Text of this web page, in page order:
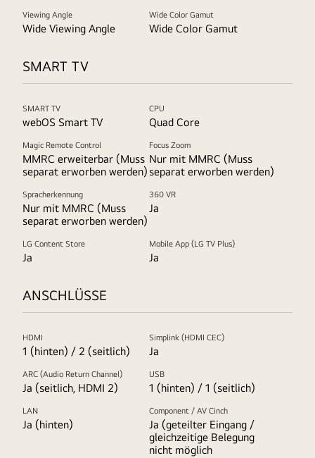
Viewing Angle
Wide Viewing Angle
Wide Color Gamut
Wide Color Gamut
SMART TV
SMART TV
webOS Smart TV
CPU
Quad Core
Magic Remote Control
MMRC erweiterbar (Muss
separat erworben werden)
Focus Zoom
Nur mit MMRC (Muss
separat erworben werden)
Spracherkennung
Nur mit MMRC (Muss
separat erworben werden)
360 VR
Ja
LG Content Store
Ja
Mobile App (LG TV Plus)
Ja
ANSCHLÜSSE
HDMI
1 (hinten) / 2 (seitlich)
Simplink (HDMI CEC)
Ja
ARC (Audio Return Channel)
Ja (seitlich, HDMI 2)
USB
1 (hinten) / 1 (seitlich)
LAN
Ja (hinten)
Component / AV Cinch
Ja (geteilter Eingang /
gleichzeitige Belegung
nicht möglich